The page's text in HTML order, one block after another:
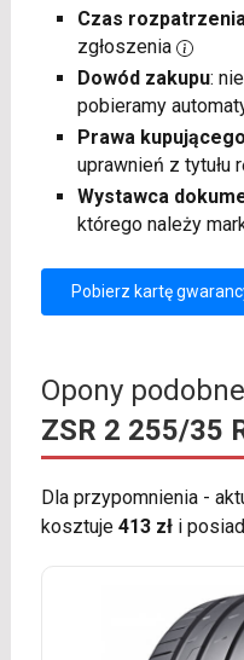
Czas rozpatrzenia
zgłoszenia
Dowód zakupu:
pobieramy
Prawa kupującego
uprawnień z tytułu
Wystawca
którego należy
Pobierz kartę
Opony
ZSR 2 255/35
Dla przypomnienia -
kosztuje 413 złi